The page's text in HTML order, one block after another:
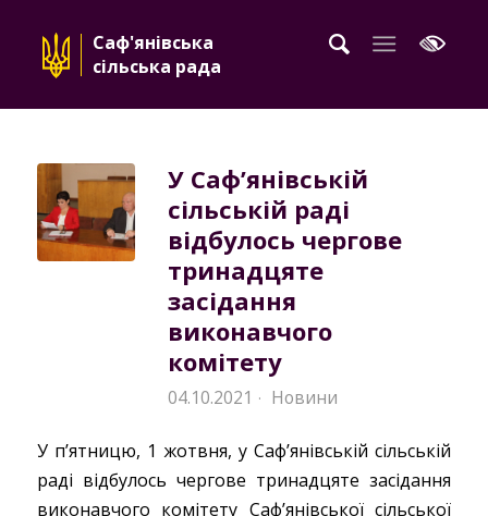
Саф'янівська
сільська рада
У Саф’янівській
сільській раді
відбулось чергове
тринадцяте
засідання
виконавчого
комітету
04.10.2021 · Новини
У п’ятницю, 1 жотвня, у Саф’янівській сільській
раді відбулось чергове тринадцяте засідання
виконавчого комітету Саф’янівської сільської